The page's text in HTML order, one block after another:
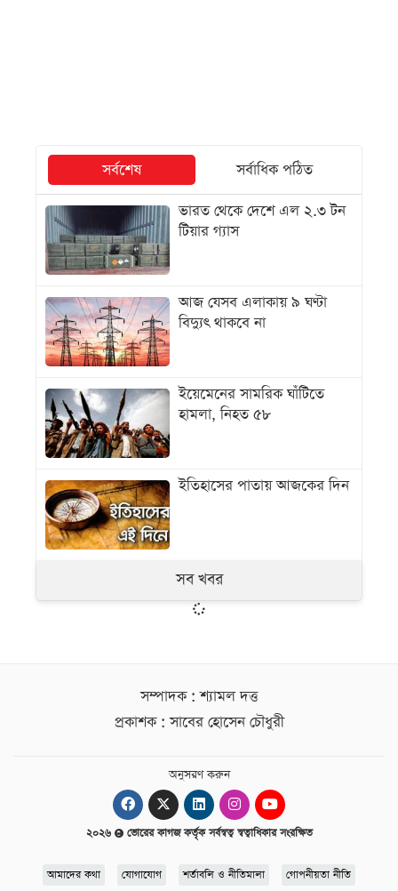
সর্বশেষ
সর্বাধিক পঠিত
ভারত থেকে দেশে এল ২.৩ টন
টিয়ার গ্যাস
আজ যেসব এলাকায় ৯ ঘণ্টা
বিদ্যুৎ থাকবে না
ইয়েমেনের সামরিক ঘাঁটিতে
হামলা, নিহত ৫৮
ইতিহাসের পাতায় আজকের দিন
সব খবর
সম্পাদক : শ্যামল দত্ত
প্রকাশক : সাবের হোসেন চৌধুরী
অনুসরণ করুন
২০২৬ ভোরের কাগজ কর্তৃক সর্বস্বত্ব স্বত্বাধিকার সংরক্ষিত
আমাদের কথা যোগাযোগ শর্তাবলি ও নীতিমালা গোপনীয়তা নীতি